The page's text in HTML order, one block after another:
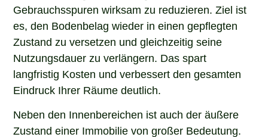
Gebrauchsspuren wirksam zu reduzieren. Ziel ist
es, den Bodenbelag wieder in einen gepflegten
Zustand zu versetzen und gleichzeitig seine
Nutzungsdauer zu verlängern. Das spart
langfristig Kosten und verbessert den gesamten
Eindruck Ihrer Räume deutlich.
Neben den Innenbereichen ist auch der äußere
Zustand einer Immobilie von großer Bedeutung.